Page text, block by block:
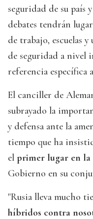
seguridad de su país
debates tendrán
de trabajo, escuelas
de seguridad a nivel
referencia específica
El canciller de
subrayado la
y defensa ante la
tiempo que ha
el primer lugar en
Gobierno en su
"Rusia lleva mucho
híbridos contra